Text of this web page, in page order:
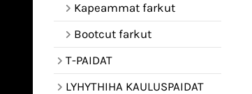
Kapeammat farkut
Bootcut farkut
T-PAIDAT
LYHYTHIHA KAULUSPAIDAT